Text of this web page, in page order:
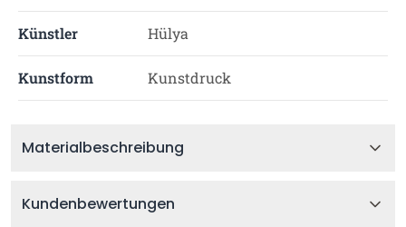
Künstler Hülya
Kunstform Kunstdruck
Materialbeschreibung
Kundenbewertungen